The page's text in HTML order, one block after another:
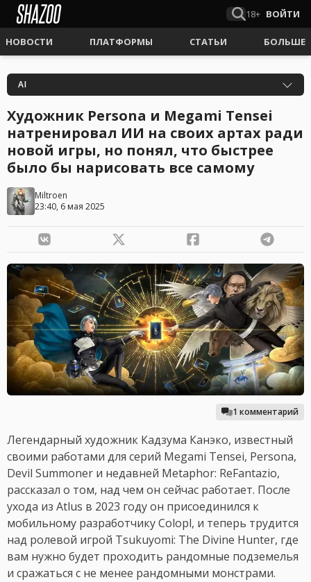
18+ ВОЙТИ
НОВОСТИ ПЛАТФОРМЫ СТАТЬИ БОЛЬШЕ
AI
Художник Persona и Megami Tensei
натренировал ИИ на своих артах ради
новой игры, но понял, что быстрее
было бы нарисовать все самому
Miltroen
23:40, 6 мая 2025
1 комментарий
Легендарный художник Кадзума Канэко, известный
своими работами для серий Megami Tensei, Persona,
Devil Summoner и недавней Metaphor: ReFantazio,
рассказал о том, над чем он сейчас работает. После
ухода из Atlus в 2023 году он присоединился к
мобильному разработчику Colopl, и теперь трудится
над ролевой игрой Tsukuyomi: The Divine Hunter, где
вам нужно будет проходить рандомные подземелья
и сражаться с не менее рандомными монстрами.